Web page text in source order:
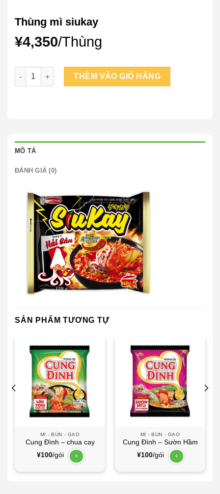
Thùng mì siukay
¥4,350/Thùng
Thùng mì siukay số lượng
THÊM VÀO GIỎ HÀNG
MÔ TẢ
ĐÁNH GIÁ (0)
SẢN PHẨM TƯƠNG TỰ
MÌ - BÚN - GẠO
Cung Đình – chua cay
¥100/gói +
MÌ - BÚN - GẠO
Cung Đình – Sườn Hầm
¥100/gói +